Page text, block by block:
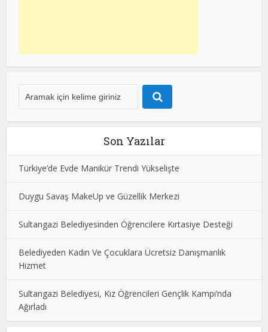
Son Yazılar
Türkiye’de Evde Manikür Trendi Yükselişte
Duygu Savaş MakeUp ve Güzellik Merkezi
Sultangazi Belediyesinden Öğrencilere Kırtasiye Desteği
Belediyeden Kadın Ve Çocuklara Ücretsiz Danışmanlık
Hizmet
Sultangazi Belediyesi, Kız Öğrencileri Gençlik Kampı’nda
Ağırladı